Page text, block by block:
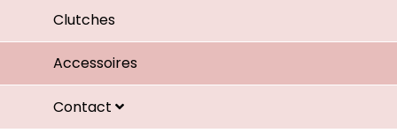
Clutches
Accessoires
Contact